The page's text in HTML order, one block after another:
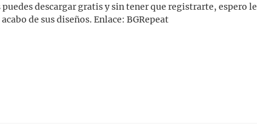
descargar gratis y sin tener que registrarte, espero
de sus diseños. Enlace: BGRepeat